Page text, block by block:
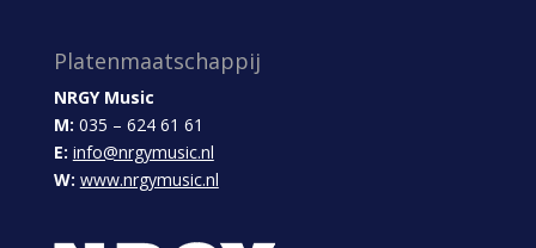
Platenmaatschappij
NRGY Music
M: 035 – 624 61 61
E: info@nrgymusic.nl
W: www.nrgymusic.nl